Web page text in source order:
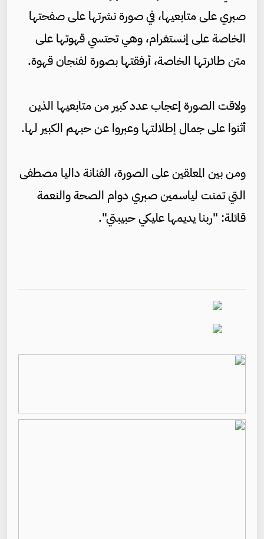
صبري على متابعيها، في صورة نشرتها على صفحتها
الخاصة على إنستغرام، وهي تحتسي قهوتها على
متن طائرتها الخاصة، أرفقتها بصورة لفنجان قهوة.
ولاقت الصورة إعجاب عدد كبير من متابعيها الذين
أثنوا على جمال إطلالتها وعبروا عن حبهم الكبير لها.
ومن بين المعلقين على الصورة، الفنانة داليا مصطفى
التي تمنت لياسمين صبري دوام الصحة والنعمة
قائلة: "ربنا يديمها عليكي حبيبتي".